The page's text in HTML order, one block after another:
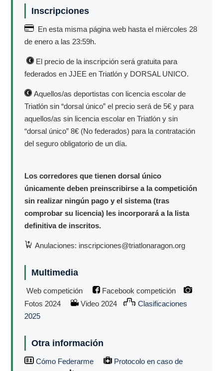
Inscripciones
En esta misma página web hasta el miércoles 28
de enero a las 23:59h.
El precio de la inscripción será gratuita para
federados en JJEE en Triatlón y DORSAL UNICO.
Aquellos/as deportistas con licencia escolar de
Triatlón sin “dorsal único” el precio será de 5€ y para
aquellos/as sin licencia escolar en Triatlón y sin
“dorsal único” 8€ (No federados) para la contratación
del seguro obligatorio de un día.
Los corredores que tienen dorsal único
únicamente deben preinscribirse a la competición
sin realizar ningún pago y el sistema (tras
comprobar su licencia) les incorporará a la lista
definitiva de inscritos.
Anulaciones: inscripciones@triatlonaragon.org
Multimedia
Web competición
Facebook competición
Fotos 2024
Video 2024
Clasificaciones
2025
Otra información
Cómo Federarme
Protocolo en caso de